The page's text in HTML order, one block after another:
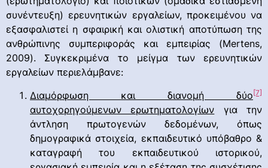
συνέντευξη) ερευνητικών εργαλείων, προκειμένου να
εξασφαλιστεί η σφαιρική και ολιστική αποτύπωση της
ανθρώπινης συμπεριφοράς και εμπειρίας (Mertens,
2009). Συγκεκριμένα το μείγμα των ερευνητικών
εργαλείων περιελάμβανε:
Διαμόρφωση και διανομή δύο [7]
αυτοχορηγούμενων ερωτηματολογίων για την
άντληση πρωτογενών δεδομένων, όπως
δημογραφικά στοιχεία, εκπαιδευτικό υπόβαθρο &
καταγραφή του εκπαιδευτικού ιστορικού,